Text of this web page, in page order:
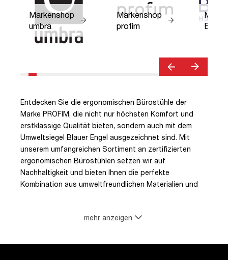
Markenshop
umbra
Markenshop
profim
Entdecken Sie die ergonomischen Bürostühle der
Marke PROFIM, die nicht nur höchsten Komfort und
erstklassige Qualität bieten, sondern auch mit dem
Umweltsiegel Blauer Engel ausgezeichnet sind. Mit
unserem umfangreichen Sortiment an zertifizierten
ergonomischen Bürostühlen setzen wir auf
Nachhaltigkeit und bieten Ihnen die perfekte
Kombination aus umweltfreundlichen Materialien und
Unsere Bürostühle mit dem Blauen Engel sind eine
Umweltsiegel garantiert, dass die Stühle strenge
mehr anzeigen